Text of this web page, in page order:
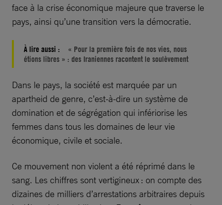
face à la crise économique majeure que traverse le
pays, ainsi qu’une transition vers la démocratie.
À lire aussi :
« Pour la première fois de nos vies, nous
étions libres » : des Iraniennes racontent le soulèvement
Dans le pays, la société est marquée par un
apartheid de genre, c’est-à-dire un système de
domination et de ségrégation qui infériorise les
femmes dans tous les domaines de leur vie
économique, civile et sociale.
Ce mouvement non violent a été réprimé dans le
sang. Les chiffres sont vertigineux : on compte des
dizaines de milliers d’arrestations arbitraires depuis